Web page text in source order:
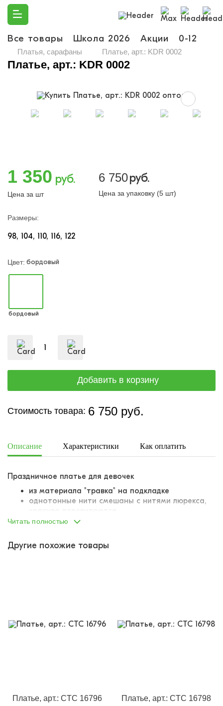
Все товары Школа 2026 Акции 0-12
Платья, сарафаны Платье, арт.: KDR 0002
Платье, арт.: KDR 0002
1 350 руб.
Цена за шт
6 750руб.
Цена за упаковку (5 шт)
Размеры:
98 104 110 116 122
Цвет: бордовый
бордовый
Стоимость товара: 6 750 руб.
Описание Характеристики Как оплатить
Праздничное платье для девочек
из материала "травка" на подкладке
однотонные нити смешаны с нитями люрекса,
А-образный силуэт
длина мини
Читать полностью
Другие похожие товары
Платье, арт.: CTC 16796
Платье, арт.: CTC 16798